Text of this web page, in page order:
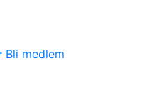
Bli medlem